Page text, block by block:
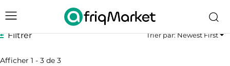
Filtrer
Afficher 1 - 3 de 3
Trier par: Newest First